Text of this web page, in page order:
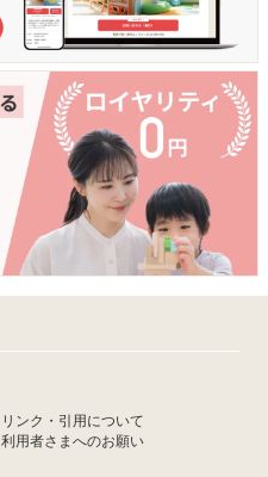
リンク・引用について
利用者さまへのお願い